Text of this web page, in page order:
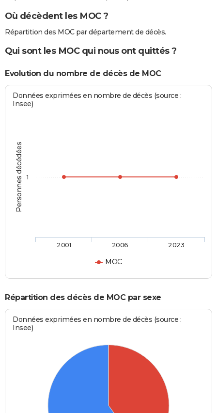
Où décèdent les MOC ?
Répartition des MOC par département de décès.
Qui sont les MOC qui nous ont quittés ?
Evolution du nombre de décès de MOC
Personnes décédées
Données exprimées en nombre de décès (source :
Insee)
MOC
2001 2006 2023
1
Répartition des décès de MOC par sexe
Données exprimées en nombre de décès (source :
Insee)